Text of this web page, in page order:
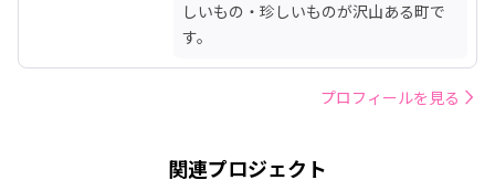
しいもの・珍しいものが沢山ある町で
す。
プロフィールを見る
関連プロジェクト